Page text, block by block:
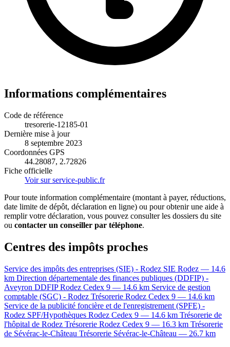
Informations complémentaires
Code de référence
tresorerie-12185-01
Dernière mise à jour
8 septembre 2023
Coordonnées GPS
44.28087, 2.72826
Fiche officielle
Voir sur service-public.fr
Pour toute information complémentaire (montant à payer, réductions,
date limite de dépôt, déclaration en ligne) ou pour obtenir une aide à
remplir votre déclaration, vous pouvez consulter les dossiers du site
ou contacter un conseiller par téléphone.
Centres des impôts proches
Service des impôts des entreprises (SIE) - Rodez SIE Rodez — 14.6
km Direction départementale des finances publiques (DDFIP) -
Aveyron DDFIP Rodez Cedex 9 — 14.6 km Service de gestion
comptable (SGC) - Rodez Trésorerie Rodez Cedex 9 — 14.6 km
Service de la publicité foncière et de l'enregistrement (SPFE) -
Rodez SPF/Hypothèques Rodez Cedex 9 — 14.6 km Trésorerie de
l'hôpital de Rodez Trésorerie Rodez Cedex 9 — 16.3 km Trésorerie
de Sévérac-le-Château Trésorerie Sévérac-le-Château — 26.7 km